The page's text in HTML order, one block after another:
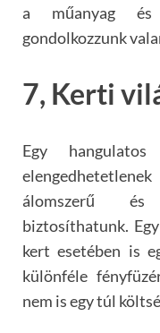
a műanyag és
gondolkozzunk
7, Kerti
Egy
álomszerű és
biztosíthatunk.
kert esetében is
különféle
nem is egy túl